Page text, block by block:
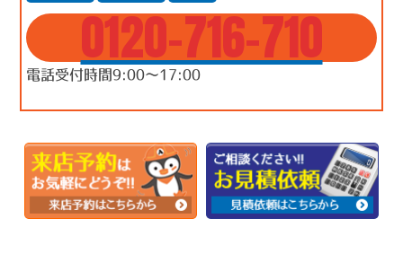
0120-716-710
電話受付時間9:00～17:00